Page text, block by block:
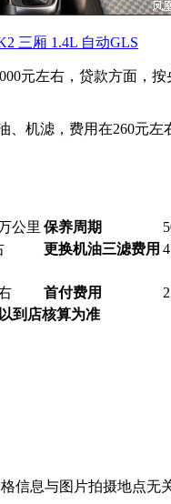
三厢 1.4L 自动GLS
元左右，贷款方面，
机滤，费用在260元
公里 保养周期
更换机油三滤费用
首付费用
到店核算为准
信息与图片拍摄地点无